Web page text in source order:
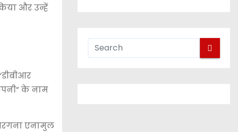
और उन्हें
के नाम
एनामुल